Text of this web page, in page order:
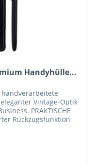
Handyhülle...
handverarbeitete
Vintage-Optik
PRAKTISCHE
Rückzugsfunktion